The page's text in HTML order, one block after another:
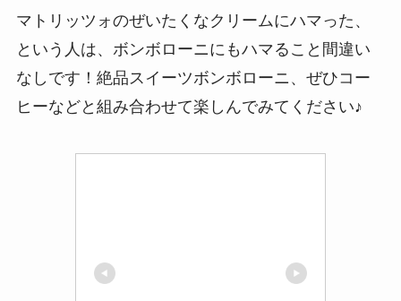
マトリッツォのぜいたくなクリームにハマった、
という人は、ボンボローニにもハマること間違い
なしです！絶品スイーツボンボローニ、ぜひコー
ヒーなどと組み合わせて楽しんでみてください♪